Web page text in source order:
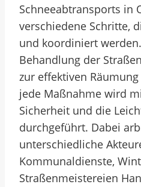
Schneeabtransports in
verschiedene Schritte,
und koordiniert
Behandlung der
zur effektiven
jede Maßnahme wird
Sicherheit und die
durchgeführt. Dabei
unterschiedliche
Kommunaldienste,
Straßenmeistereien